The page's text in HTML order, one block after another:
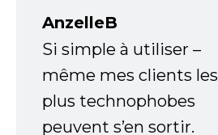
AnzelleB
Si simple à utiliser –
même mes clients les
plus technophobes
peuvent s’en sortir.